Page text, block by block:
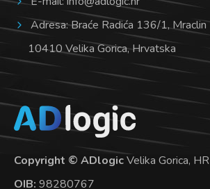
Adresa: Braće Radića 136/1, Mraclin
10410 Velika Gorica, Hrvatska
Copyright © ADlogicVelika Gorica, HR
OIB: 98280767